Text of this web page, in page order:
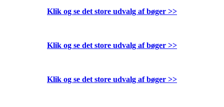
Klik og se det store udvalg af bøger >>
Klik og se det store udvalg af bøger >>
Klik og se det store udvalg af bøger >>